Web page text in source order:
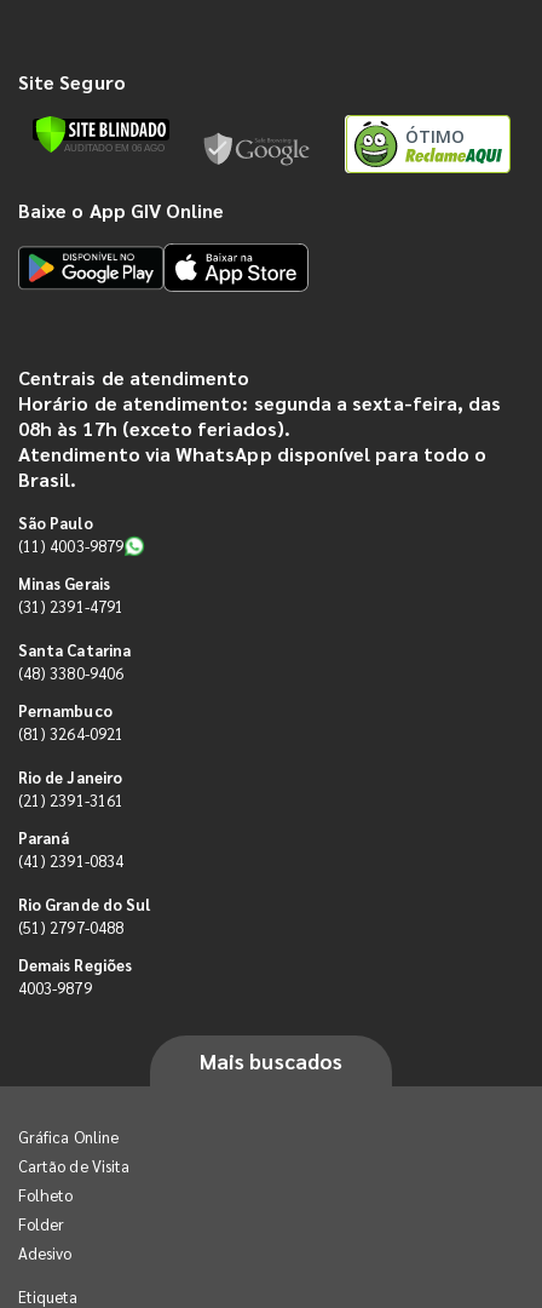
Site Seguro
ÓTIMO
Baixe o App GIV Online
Centrais de atendimento
Horário de atendimento: segunda a sexta-feira, das
08h às 17h (exceto feriados).
Atendimento via WhatsApp disponível para todo o
Brasil.
São Paulo
(11) 4003-9879
Minas Gerais
(31) 2391-4791
Santa Catarina
(48) 3380-9406
Pernambuco
(81) 3264-0921
Rio de Janeiro
(21) 2391-3161
Paraná
(41) 2391-0834
Rio Grande do Sul
(51) 2797-0488
Demais Regiões
4003-9879
Mais buscados
Gráfica Online
Cartão de Visita
Folheto
Folder
Adesivo
Etiqueta